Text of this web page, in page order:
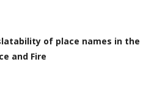
of place names in the
and Fire